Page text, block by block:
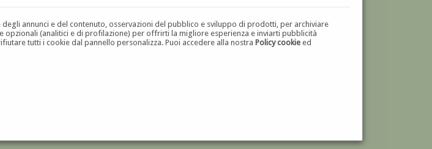
annunci e del contenuto, osservazioni del pubblico e sviluppo di prodotti, per archiviare
(analitici e di profilazione) per offrirti la migliore esperienza e inviarti pubblicità
tutti i cookie dal pannello personalizza. Puoi accedere alla nostraPolicy cookie ed
M N O P Q R S T U V W X Y Z ⬅